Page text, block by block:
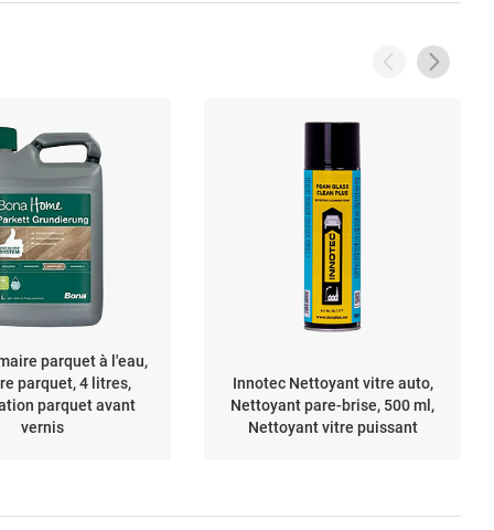
parquet à l'eau,
parquet, 4 litres,
parquet avant
vernis
Innotec Nettoyant vitre auto,
Nettoyant pare-brise, 500 ml,
Nettoyant vitre puissant